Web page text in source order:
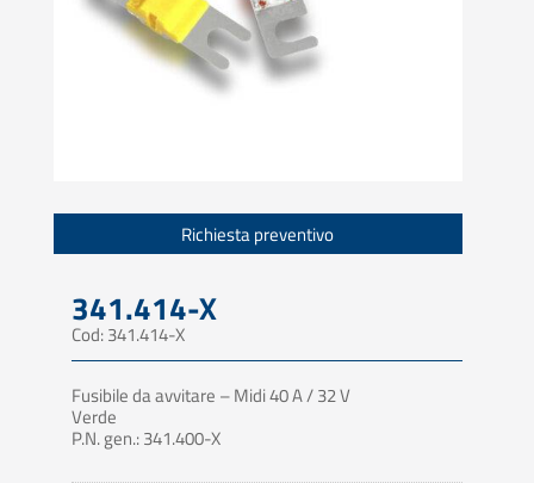
Richiesta preventivo
341.414-X
Cod: 341.414-X
Fusibile da avvitare – Midi 40 A / 32 V
Verde
P.N. gen.: 341.400-X